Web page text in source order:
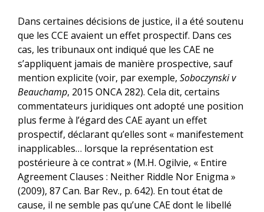
Dans certaines décisions de justice, il a été soutenu
que les CCE avaient un effet prospectif. Dans ces
cas, les tribunaux ont indiqué que les CAE ne
s’appliquent jamais de manière prospective, sauf
mention explicite (voir, par exemple, Soboczynski v
Beauchamp, 2015 ONCA 282). Cela dit, certains
commentateurs juridiques ont adopté une position
plus ferme à l’égard des CAE ayant un effet
prospectif, déclarant qu’elles sont « manifestement
inapplicables… lorsque la représentation est
postérieure à ce contrat » (M.H. Ogilvie, « Entire
Agreement Clauses : Neither Riddle Nor Enigma »
(2009), 87 Can. Bar Rev., p. 642). En tout état de
cause, il ne semble pas qu’une CAE dont le libellé